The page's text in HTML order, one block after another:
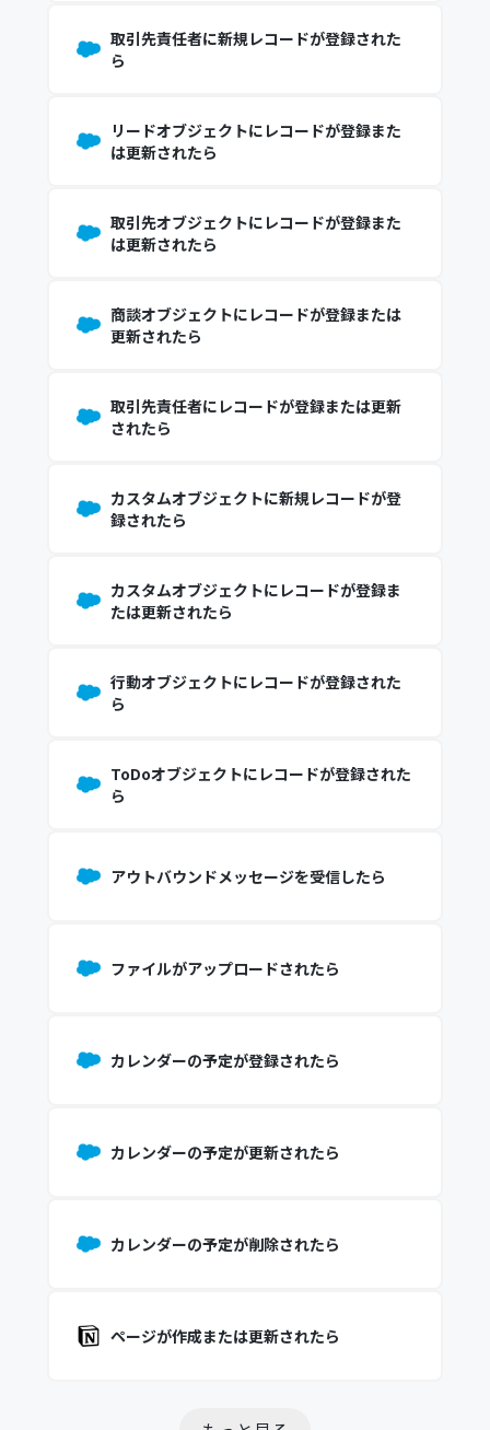
取引先責任者に新規レコードが登録された
ら
リードオブジェクトにレコードが登録また
は更新されたら
取引先オブジェクトにレコードが登録また
は更新されたら
商談オブジェクトにレコードが登録または
更新されたら
取引先責任者にレコードが登録または更新
されたら
カスタムオブジェクトに新規レコードが登
録されたら
カスタムオブジェクトにレコードが登録ま
たは更新されたら
行動オブジェクトにレコードが登録された
ら
ToDoオブジェクトにレコードが登録された
ら
アウトバウンドメッセージを受信したら
ファイルがアップロードされたら
カレンダーの予定が登録されたら
カレンダーの予定が更新されたら
カレンダーの予定が削除されたら
ページが作成または更新されたら